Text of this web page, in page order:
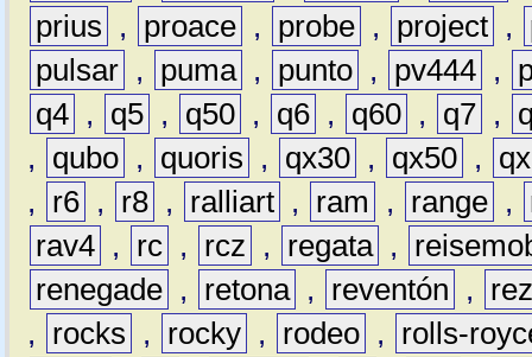
prius
, proace , probe , project ,
pulsar , puma , punto , pv444 ,
q4 , q5 , q50 , q6 , q60 , q7 ,
,
qubo , quoris , qx30 , qx50 ,
,
r6 , r8 , ralliart , ram , range ,
rav4 , rc , rcz , regata ,
renegade , retona , reventón ,
,
rocks , rocky , rodeo ,
rolls-